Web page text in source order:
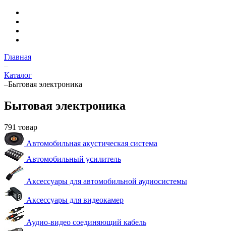
Главная
–
Каталог
–Бытовая электроника
Бытовая электроника
791 товар
Автомобильная акустическая система
Автомобильный усилитель
Аксессуары для автомобильной аудиосистемы
Аксессуары для видеокамер
Аудио-видео соединяющий кабель